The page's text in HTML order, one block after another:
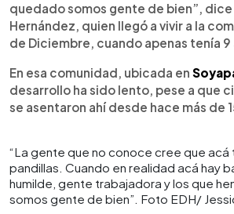
quedado somos gente de bien”, dice
Hernández, quien llegó a vivir a la
de Diciembre, cuando apenas tenía
En esa comunidad, ubicada en
desarrollo ha sido lento, pese a que
se asentaron ahí desde hace más de
“La gente que no conoce cree que
pandillas. Cuando en realidad acá hay
humilde, gente trabajadora y los que
somos gente de bien”. Foto EDH/